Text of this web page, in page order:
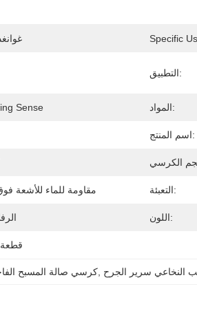
Specific
التطبيق:
Sense المواد:
اسم المنتج:
مقاومة للماء للأشعة التعبئة:
اللون:
200
كرسي صالة المسبح النخاعي سرير الجرح